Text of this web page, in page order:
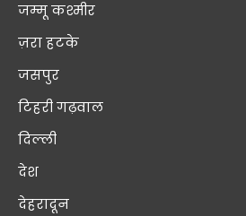
जम्मू कश्मीर
ज़रा हटके
जसपुर
टिहरी गढ़वाल
दिल्ली
देश
देहरादून